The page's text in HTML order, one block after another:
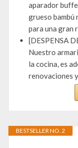
aparador
grueso bambú
para una gran
[DESPENSA
Nuestro
la cocina, es
renovaciones
BESTSELLER NO. 2